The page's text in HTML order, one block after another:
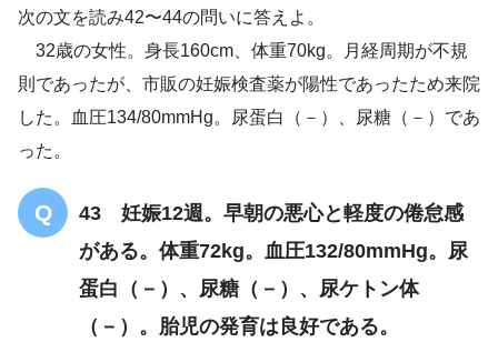
8週0日
胎囊〈GS〉は確認された
胎
芽は認められなかった
次の文を読み42〜44の問いに答えよ。
32歳の女性。身長160cm、体重70kg。月経周期が不規
則であったが、市販の妊娠検査薬が陽性であったため来院
した。血圧134/80mmHg。尿蛋白（－）、尿糖（－）であ
った。
43 妊娠12週。早朝の悪心と軽度の倦怠感
がある。体重72kg。血圧132/80mmHg。尿
蛋白（－）、尿糖（－）、尿ケトン体
（－）。胎児の発育は良好である。